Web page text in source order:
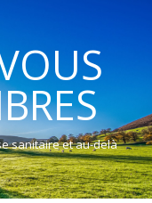
sanitaire et au-delà